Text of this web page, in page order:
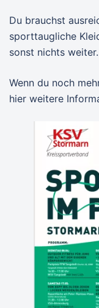
Du brauchst
sporttaugliche
sonst nichts weiter.
Wenn du noch
hier weitere